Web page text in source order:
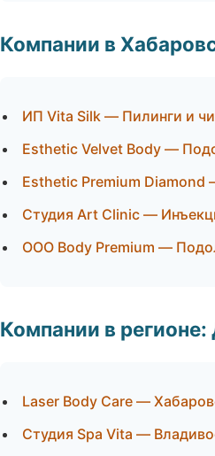
Компании в
ИП Vita Silk — Пилинги и
Esthetic Velvet Body —
Esthetic Premium Diamond
Студия Art Clinic —
ООО Body Premium —
Компании в
Laser Body Care —
Студия Spa Vita —